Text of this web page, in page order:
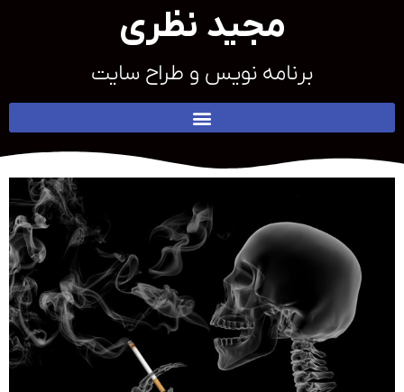
مجید نظری
برنامه نویس و طراح سایت